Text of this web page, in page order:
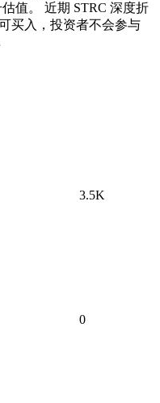
值。 近期 STRC 深度折
买入，投资者不会参与
3.5K
0